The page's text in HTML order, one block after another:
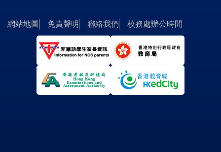
網站地圖 免責聲明 聯絡我們 校務處辦公時間